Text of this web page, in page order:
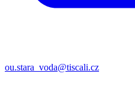
ou.stara_voda@tiscali.cz